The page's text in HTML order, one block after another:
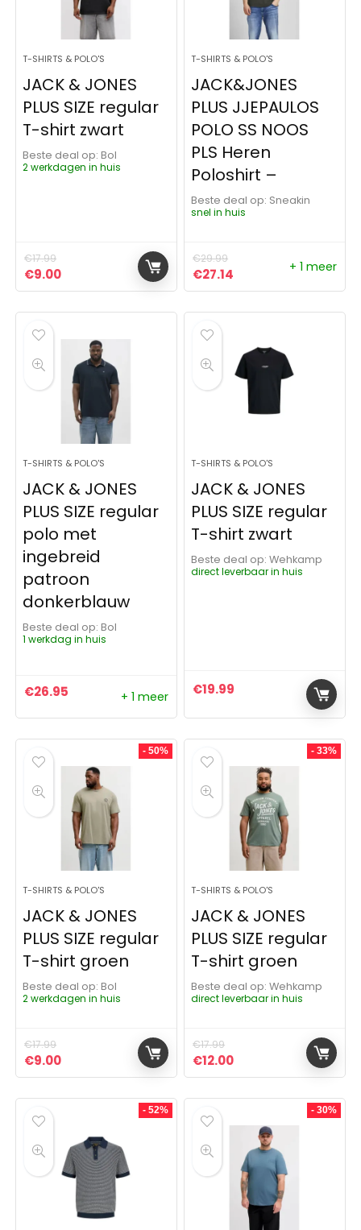
T-SHIRTS & POLO'S
JACK & JONES
PLUS SIZE regular
T-shirt zwart
Beste deal op:
Bol
2 werkdagen in huis
€17.99
Oorspronkelijke prijs was: €17.99.
€9.00Huidige prijs is: €9.00.
T-SHIRTS & POLO'S
JACK&JONES
PLUS JJEPAULOS
POLO SS NOOS
PLS Heren
Poloshirt –
Beste deal op:
Sneakin
snel in huis
€29.99
Oorspronkelijke prijs was:
€27.14 Huidige prijs is:
+ 1 meer
T-SHIRTS & POLO'S
JACK & JONES
PLUS SIZE regular
polo met
ingebreid
patroon
donkerblauw
Beste deal op:
Bol
1 werkdag in huis
€26.95 + 1 meer
T-SHIRTS & POLO'S
JACK & JONES
PLUS SIZE regular
T-shirt zwart
Beste deal op:
Wehkamp
direct leverbaar in huis
€19.99
- 50%
T-SHIRTS & POLO'S
JACK & JONES
PLUS SIZE regular
T-shirt groen
Beste deal op:
Bol
2 werkdagen in huis
€17.99
Oorspronkelijke prijs was: €17.99.
€9.00Huidige prijs is: €9.00.
- 33%
T-SHIRTS & POLO'S
JACK & JONES
PLUS SIZE regular
T-shirt groen
Beste deal op:
Wehkamp
direct leverbaar in huis
€17.99
Oorspronkelijke prijs was:
€12.00Huidige prijs is:
- 52% - 30%